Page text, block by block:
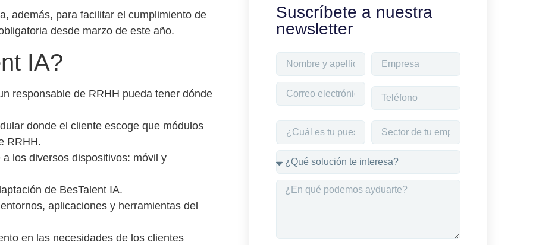
además, para facilitar el cumplimiento de
desde marzo de este año.
IA?
responsable de RRHH pueda tener dónde
donde el cliente escoge que módulos
RRHH.
los diversos dispositivos: móvil y
de BesTalent IA.
aplicaciones y herramientas del
en las necesidades de los clientes
Suscríbete a nuestra
newsletter